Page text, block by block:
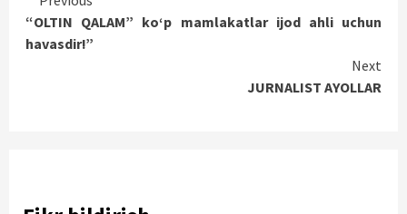
Reading
“OLTIN QALAM” ko‘p mamlakatlar ijod ahli uchun
havasdir!”
Next
JURNALIST AYOLLAR